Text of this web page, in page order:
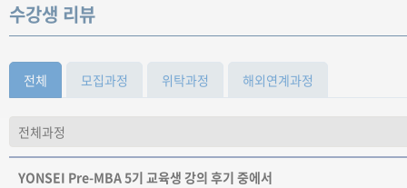
수강생 리뷰
전체 모집과정 위탁과정 해외연계과정
YONSEI Pre-MBA 5기 교육생 강의 후기 중에서